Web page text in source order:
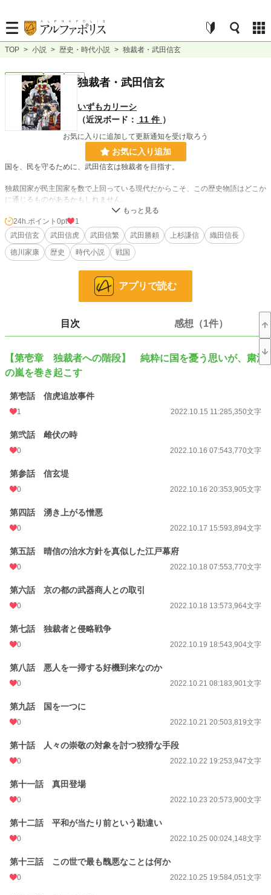
TOP > 小説 > 歴史・時代小説 > 独裁者・武田信玄
歴史・時代 完結 長編独裁者・武田信玄
いずもカリーシ
（近況ボード：
11 件 ）
お気に入りに追加して更新通知を受け取ろう
お気に入り追加
国を、民を守るために、武田信玄は独裁者を目指す。
独裁国家が民主国家を数で上回っている現代だからこそ、この歴史物語はどこか
に通じるものがあるかもしれません。
【第壱章 独裁者への階段】 純粋に国を、民を憂う思いが、粛清の嵐を巻き起
こす
【第弐章 川中島合戦】 甲斐の虎と越後の龍、激突す
【第参章 戦争の黒幕】 京の都が、二人の英雄を不倶戴天の敵と成す
【最終章 西上作戦】 武田家を滅ぼす策略に抗うべく、信長と家康打倒を決断
（前編が執筆終了していますが、後編の執筆に向けて修正中です））
歴史・時代 3,218 位 / 3,218 件
24h.ポイント
文字数 291,757
更新日時
初回公開日時 2022.10.15 11:28
初回完結日時
週間ポイント 0 pt (228,668 位)
年間ポイント 5,464 pt (44,004 位)
24h.ポイント 0pt
1
武田信玄
武田信虎 武田信繁 武田勝頼 上杉謙信
織田信長
徳川家康
歴史 時代小説 戦国
アプリで読む
目次 感想（1件）
【第壱章 独裁者への階段】 純粋に国を憂う思いが、粛清
の嵐を巻き起こす
第壱話 信虎追放事件
1 2022.10.15 11:285,350文字
第弐話 雌伏の時
0 2022.10.16 07:543,770文字
第参話 信玄堤
0 2022.10.16 20:353,905文字
第四話 湧き上がる憎悪
0 2022.10.17 15:593,894文字
第五話 晴信の治水方針を真似した江戸幕府
0 2022.10.18 07:553,770文字
第六話 京の都の武器商人との取引
0 2022.10.18 13:573,964文字
第七話 独裁者と侵略戦争
0 2022.10.19 18:543,904文字
第八話 悪人を一掃する好機到来なのか
0 2022.10.21 08:183,901文字
第九話 国を一つに
0 2022.10.21 20:503,819文字
第十話 人々の崇敬の対象を討つ狡猾な手段
0 2022.10.22 19:253,947文字
第十一話 真田登場
0 2022.10.23 20:573,900文字
第十二話 平和が当たり前という勘違い
0 2022.10.25 00:024,148文字
第十三話 この世で最も醜悪なことは何か
0 2022.10.25 19:584,051文字